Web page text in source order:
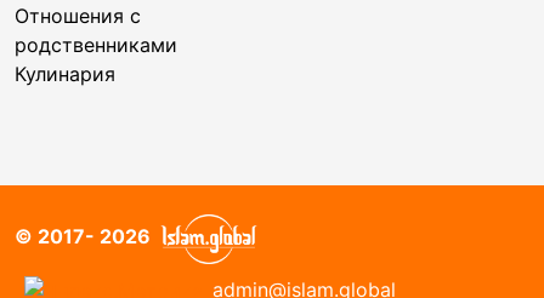
Отношения с
родственниками
Кулинария
© 2017- 2026
admin@islam.global